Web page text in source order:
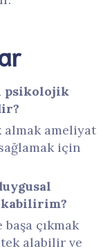
psikolojik
almak ameliyat
için
çıkmak
alabilir ve